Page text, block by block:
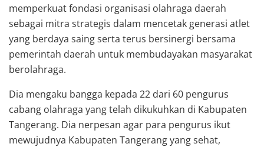
memperkuat fondasi organisasi olahraga daerah
sebagai mitra strategis dalam mencetak generasi atlet
yang berdaya saing serta terus bersinergi bersama
pemerintah daerah untuk membudayakan masyarakat
berolahraga.
Dia mengaku bangga kepada 22 dari 60 pengurus
cabang olahraga yang telah dikukuhkan di Kabupaten
Tangerang. Dia nerpesan agar para pengurus ikut
mewujudnya Kabupaten Tangerang yang sehat,